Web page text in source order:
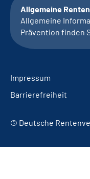
Allgemeine
Allgemeine
Prävention finden
Impressum
Barrierefreiheit
© Deutsche